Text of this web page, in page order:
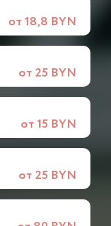
от 18,8 BYN
от 25 BYN
от 15 BYN
от 25 BYN